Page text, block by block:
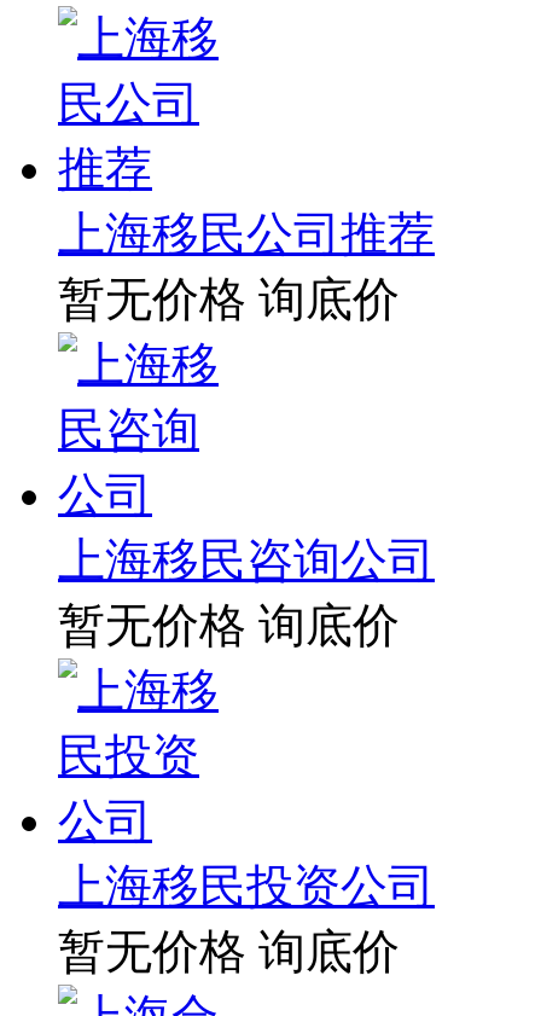
上海移民公司推荐
暂无价格 询底价
上海移民咨询公司
暂无价格 询底价
上海移民投资公司
暂无价格 询底价